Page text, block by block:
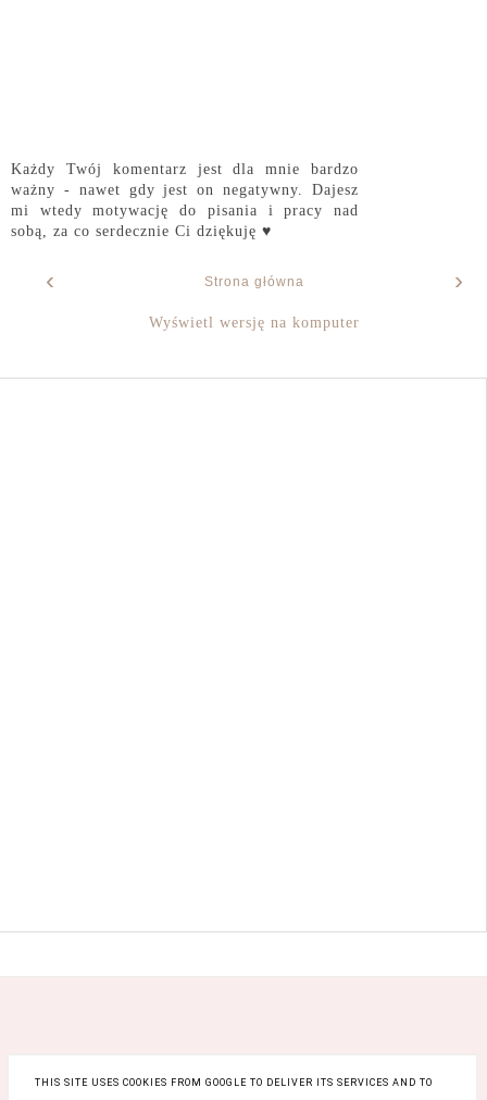
Każdy Twój komentarz jest dla mnie bardzo
ważny - nawet gdy jest on negatywny. Dajesz
mi wtedy motywację do pisania i pracy nad
sobą, za co serdecznie Ci dziękuję ♥
‹ ›
Strona główna
Wyświetl wersję na komputer
THIS SITE USES COOKIES FROM GOOGLE TO DELIVER ITS SERVICES AND TO